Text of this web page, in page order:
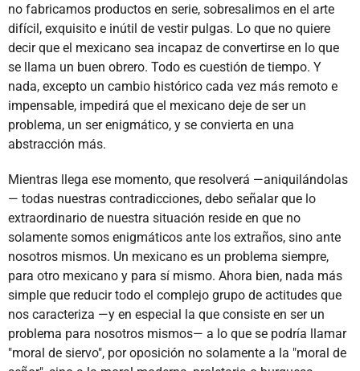
no fabricamos productos en serie, sobresalimos en el arte
difícil, exquisito e inútil de vestir pulgas. Lo que no quiere
decir que el mexicano sea incapaz de convertirse en lo que
se llama un buen obrero. Todo es cuestión de tiempo. Y
nada, excepto un cambio histórico cada vez más remoto e
impensable, impedirá que el mexicano deje de ser un
problema, un ser enigmático, y se convierta en una
abstracción más.
Mientras llega ese momento, que resolverá —aniquilándolas
— todas nuestras contradicciones, debo señalar que lo
extraordinario de nuestra situación reside en que no
solamente somos enigmáticos ante los extraños, sino ante
nosotros mismos. Un mexicano es un problema siempre,
para otro mexicano y para sí mismo. Ahora bien, nada más
simple que reducir todo el complejo grupo de actitudes que
nos caracteriza —y en especial la que consiste en ser un
problema para nosotros mismos— a lo que se podría llamar
"moral de siervo", por oposición no solamente a la "moral de